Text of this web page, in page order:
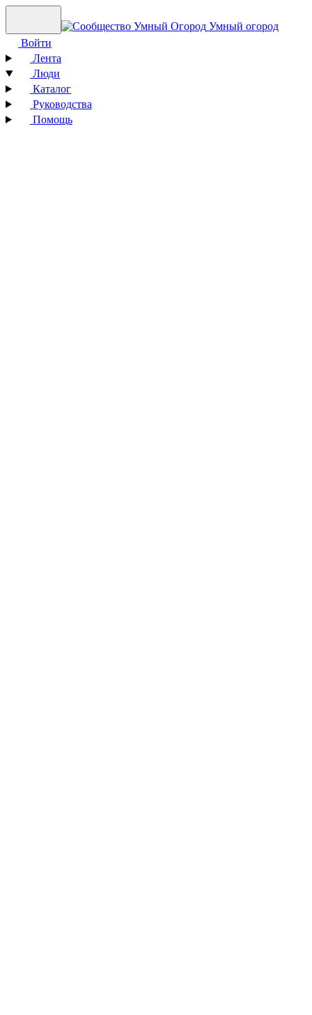
Умный огород
Войти
Лента
Люди
Каталог
Руководства
Помощь